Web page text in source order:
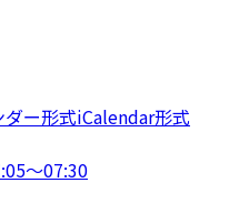
ー形式iCalendar形式
〜07:30